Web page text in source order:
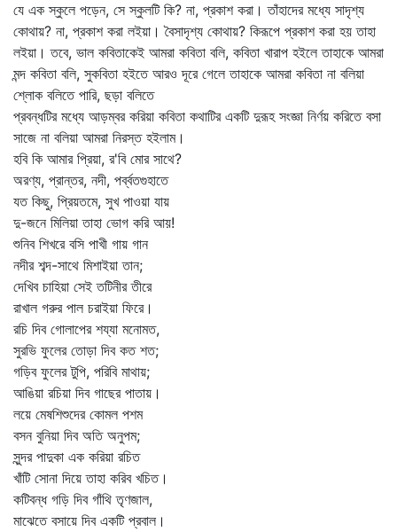
যে এক স্কুলে পড়েন, সে স্কুলটি কি? না, প্রকাশ করা। তাঁহাদের মধ্যে সাদৃশ্য
কোথায়? না, প্রকাশ করা লইয়া। বৈসাদৃশ্য কোথায়? কিরূপে প্রকাশ করা হয় তাহা
লইয়া। তবে, ভাল কবিতাকেই আমরা কবিতা বলি, কবিতা খারাপ হইলে তাহাকে আমরা
মন্দ কবিতা বলি, সুকবিতা হইতে আরও দূরে গেলে তাহাকে আমরা কবিতা না বলিয়া
শ্লোক বলিতে পারি, ছড়া বলিতে
প্রবন্ধটির মধ্যে আড়ম্বর করিয়া কবিতা কথাটির একটি দুরূহ সংজ্ঞা নির্ণয় করিতে বসা
সাজে না বলিয়া আমরা নিরস্ত হইলাম।
হবি কি আমার প্রিয়া, র'বি মোর সাথে?
অরণ্য, প্রান্তর, নদী, পর্ব্বতগুহাতে
যত কিছু, প্রিয়তমে, সুখ পাওয়া যায়
দু-জনে মিলিয়া তাহা ভোগ করি আয়!
শুনিব শিখরে বসি পাখী গায় গান
নদীর শব্দ-সাথে মিশাইয়া তান;
দেখিব চাহিয়া সেই তটিনীর তীরে
রাখাল গরুর পাল চরাইয়া ফিরে।
রচি দিব গোলাপের শয্যা মনোমত,
সুরভি ফুলের তোড়া দিব কত শত;
গড়িব ফুলের টুপি, পরিবি মাথায়;
আঙিয়া রচিয়া দিব গাছের পাতায়।
লয়ে মেষশিশুদের কোমল পশম
বসন বুনিয়া দিব অতি অনুপম;
সুন্দর পাদুকা এক করিয়া রচিত
খাঁটি সোনা দিয়ে তাহা করিব খচিত।
কটিবন্ধ গড়ি দিব গাঁথি তৃণজাল,
মাঝেতে বসায়ে দিব একটি প্রবাল।